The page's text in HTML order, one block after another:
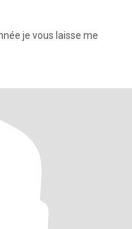
je vous laisse me